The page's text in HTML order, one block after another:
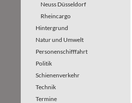
Neuss Düsseldorf
Rheincargo
Hintergrund
Natur und Umwelt
Personenschifffahrt
Politik
Schienenverkehr
Technik
Termine